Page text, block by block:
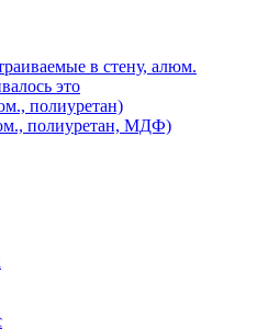
в стену, алюм.
это
полиуретан)
полиуретан, МДФ)